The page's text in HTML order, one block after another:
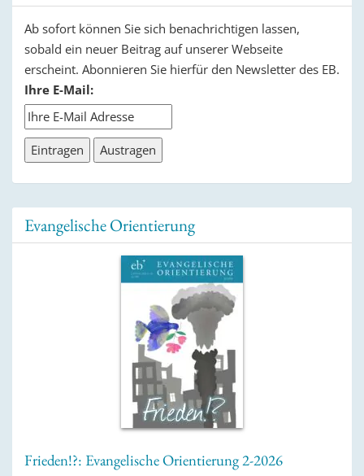
Ab sofort können Sie sich benachrichtigen lassen,
sobald ein neuer Beitrag auf unserer Webseite
erscheint. Abonnieren Sie hierfür den Newsletter des EB.
Ihre E-Mail:
Evangelische Orientierung
Frieden!?: Evangelische Orientierung 2-2026